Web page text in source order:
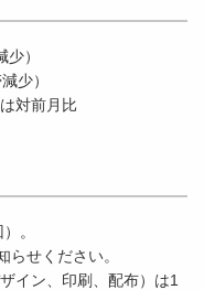
）
少）
対前月比
。
せください。
イン、印刷、配布）は1